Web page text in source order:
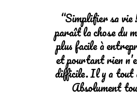
“Simplifier sa vie
paraît la chose du
plus facile à
et pourtant rien
difficile. Il y a tout
Absolument